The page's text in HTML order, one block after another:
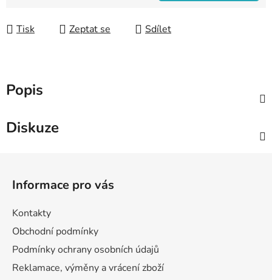
Tisk Zeptat se Sdílet
Popis
Diskuze
Informace pro vás
Kontakty
Obchodní podmínky
Podmínky ochrany osobních údajů
Reklamace, výměny a vrácení zboží